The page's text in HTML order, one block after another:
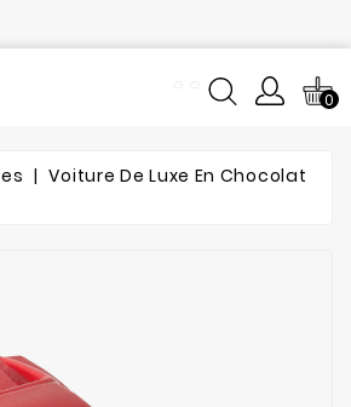
0
Voiture De Luxe En Chocolat